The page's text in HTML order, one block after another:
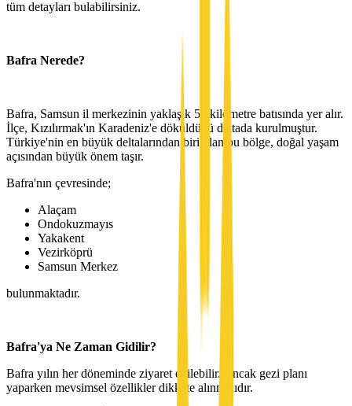
tüm detayları bulabilirsiniz.
Bafra Nerede?
Bafra, Samsun il merkezinin yaklaşık 50 kilometre batısında yer alır.
İlçe, Kızılırmak'ın Karadeniz'e döküldüğü deltada kurulmuştur.
Türkiye'nin en büyük deltalarından biri olan bu bölge, doğal yaşam
açısından büyük önem taşır.
Bafra'nın çevresinde;
Alaçam
Ondokuzmayıs
Yakakent
Vezirköprü
Samsun Merkez
bulunmaktadır.
Bafra'ya Ne Zaman Gidilir?
Bafra yılın her döneminde ziyaret edilebilir. Ancak gezi planı
yaparken mevsimsel özellikler dikkate alınmalıdır.